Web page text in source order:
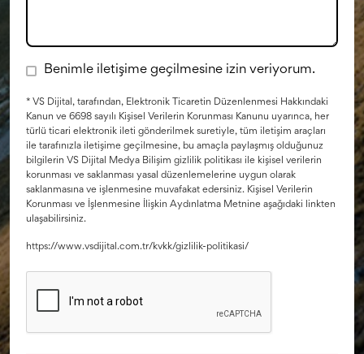
Benimle iletişime geçilmesine izin veriyorum.
* VS Dijital, tarafından, Elektronik Ticaretin Düzenlenmesi Hakkındaki
Kanun ve 6698 sayılı Kişisel Verilerin Korunması Kanunu uyarınca, her
türlü ticari elektronik ileti gönderilmek suretiyle, tüm iletişim araçları
ile tarafınızla iletişime geçilmesine, bu amaçla paylaşmış olduğunuz
bilgilerin VS Dijital Medya Bilişim gizlilik politikası ile kişisel verilerin
korunması ve saklanması yasal düzenlemelerine uygun olarak
saklanmasına ve işlenmesine muvafakat edersiniz. Kişisel Verilerin
Korunması ve İşlenmesine İlişkin Aydınlatma Metnine aşağıdaki linkten
ulaşabilirsiniz.
https://www.vsdijital.com.tr/kvkk/gizlilik-politikasi/